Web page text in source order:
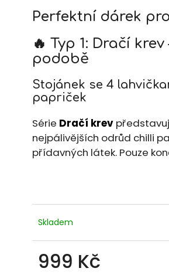
z
5
hvězdiček.
Perfektní dárek
🔥 Typ 1: Dračí
podobě
Stojánek se 4
papriček
Série Dračí krev
nejpálivějších odrůd chilli
přídavných látek. Pouze
Skladem
999 Kč
- NAGA
100 Kč